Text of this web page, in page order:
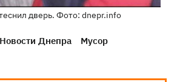
дверь. Фото: dnepr.info
Новости Днепра Мусор